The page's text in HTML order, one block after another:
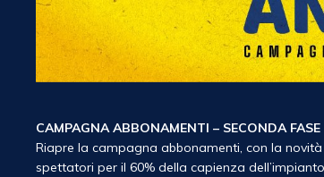
CAMPAGNA ABBONAMENTI – SECONDA FASE
Riapre la campagna abbonamenti, con la
spettatori per il 60% della capienza